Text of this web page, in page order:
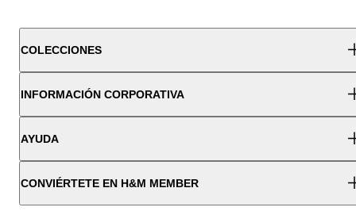
COLECCIONES
INFORMACIÓN CORPORATIVA
AYUDA
CONVIÉRTETE EN H&M MEMBER